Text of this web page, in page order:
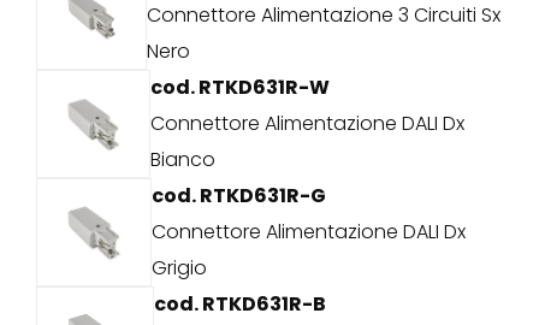
Connettore Alimentazione 3 Circuiti Sx
Nero
cod. RTKD631R-W
Connettore Alimentazione DALI Dx
Bianco
cod. RTKD631R-G
Connettore Alimentazione DALI Dx
Grigio
cod. RTKD631R-B